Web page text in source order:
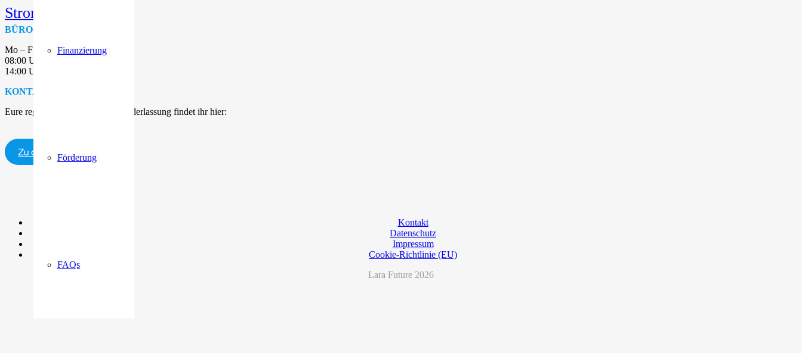
Finanzierung
Förderung
FAQs
Stromspeicher
BÜROZEITEN
Mo – Fr:
08:00 Uhr – 13:00 Uhr
14:00 Uhr – 17:30 Uhr
KONTAKT
Eure regionale LARA Future Niederlassung findet ihr hier:
Zu den Kontaktdaten
Kontakt
Datenschutz
Impressum
Cookie-Richtlinie (EU)
Lara Future 2026